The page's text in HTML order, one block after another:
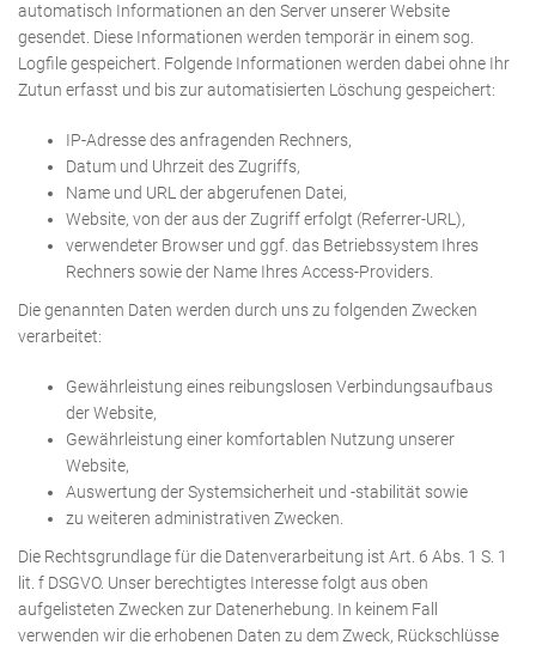
automatisch Informationen an den Server unserer Website
gesendet. Diese Informationen werden temporär in einem sog.
Logfile gespeichert. Folgende Informationen werden dabei ohne Ihr
Zutun erfasst und bis zur automatisierten Löschung gespeichert:
IP-Adresse des anfragenden Rechners,
Datum und Uhrzeit des Zugriffs,
Name und URL der abgerufenen Datei,
Website, von der aus der Zugriff erfolgt (Referrer-URL),
verwendeter Browser und ggf. das Betriebssystem Ihres
Rechners sowie der Name Ihres Access-Providers.
Die genannten Daten werden durch uns zu folgenden Zwecken
verarbeitet:
Gewährleistung eines reibungslosen Verbindungsaufbaus
der Website,
Gewährleistung einer komfortablen Nutzung unserer
Website,
Auswertung der Systemsicherheit und -stabilität sowie
zu weiteren administrativen Zwecken.
Die Rechtsgrundlage für die Datenverarbeitung ist Art. 6 Abs. 1 S. 1
lit. f DSGVO. Unser berechtigtes Interesse folgt aus oben
aufgelisteten Zwecken zur Datenerhebung. In keinem Fall
verwenden wir die erhobenen Daten zu dem Zweck, Rückschlüsse